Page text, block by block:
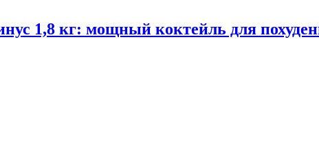
1,8 кг: мощный коктейль для